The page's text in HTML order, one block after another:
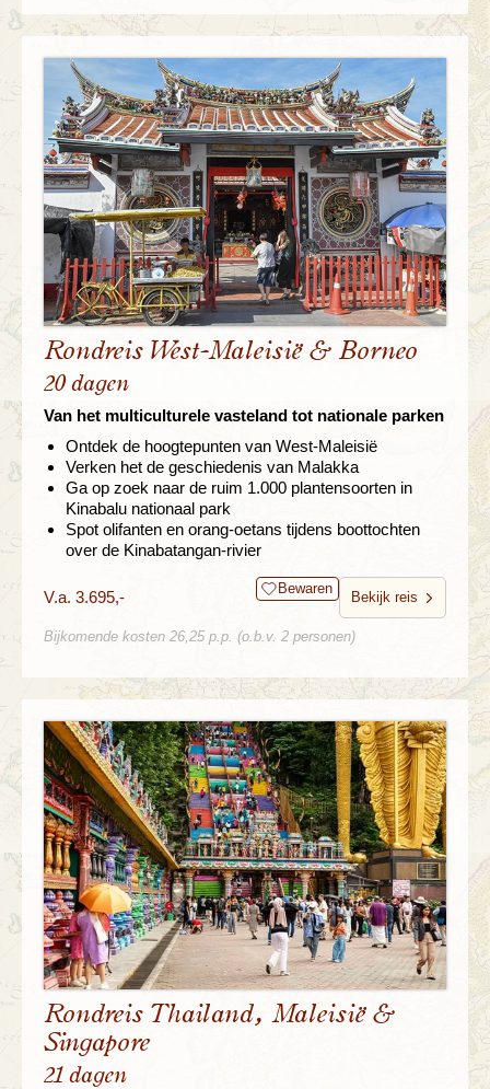
Rondreis West-Maleisië & Borneo
20 dagen
Van het multiculturele vasteland tot nationale parken
Ontdek de hoogtepunten van West-Maleisië
Verken het de geschiedenis van Malakka
Ga op zoek naar de ruim 1.000 plantensoorten in
Kinabalu nationaal park
Spot olifanten en orang-oetans tijdens boottochten
over de Kinabatangan-rivier
V.a. 3.695,- Bewaren
Bekijk reis
Bijkomende kosten 26,25 p.p. (o.b.v. 2 personen)
Rondreis Thailand, Maleisië &
Singapore
21 dagen